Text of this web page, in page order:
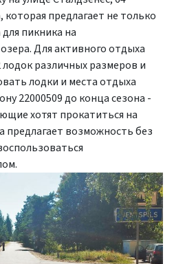
которая предлагает не только
пикника на
Для активного отдыха
лодок различных размеров и
лодки и места отдыха
22000509 до конца сезона -
хотят прокатиться на
предлагает возможность без